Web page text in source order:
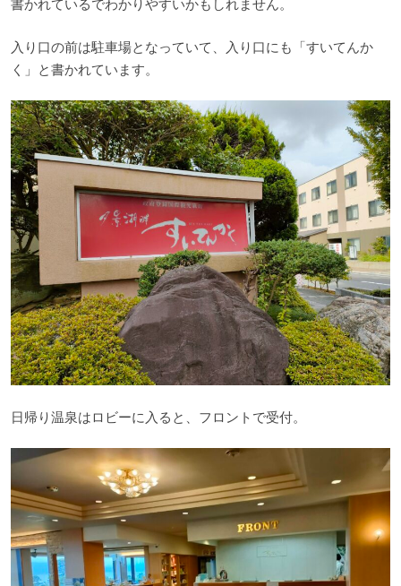
書かれているでわかりやすいかもしれません。
入り口の前は駐車場となっていて、入り口にも「すいてんか
く」と書かれています。
日帰り温泉はロビーに入ると、フロントで受付。